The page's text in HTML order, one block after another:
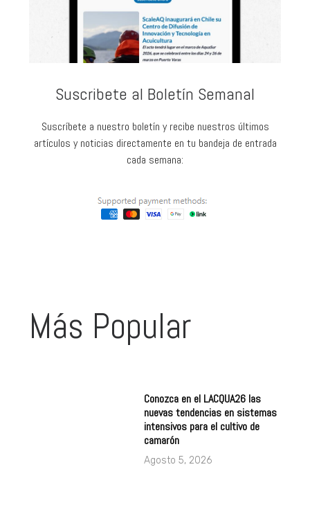
Suscribete al Boletín Semanal
Suscríbete a nuestro boletín y recibe nuestros últimos
artículos y noticias directamente en tu bandeja de entrada
cada semana:
Más Popular
Conozca en el LACQUA26 las
nuevas tendencias en sistemas
intensivos para el cultivo de
camarón
Agosto 5, 2026